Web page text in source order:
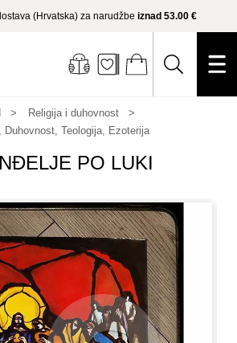
(Hrvatska) za narudžbe iznad 53.00 €
Religija i duhovnost
Duhovnost, Teologija, Ezoterija
PO LUKI